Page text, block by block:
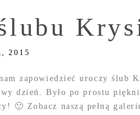
2015
zapowiedzieć uroczy ślub
dzień. Było po prostu
🙂 Zobacz naszą pełną